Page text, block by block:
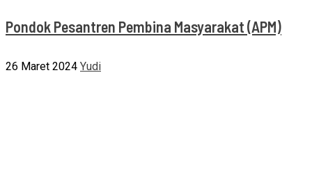
Pondok Pesantren Pembina Masyarakat (APM)
26 Maret 2024 Yudi